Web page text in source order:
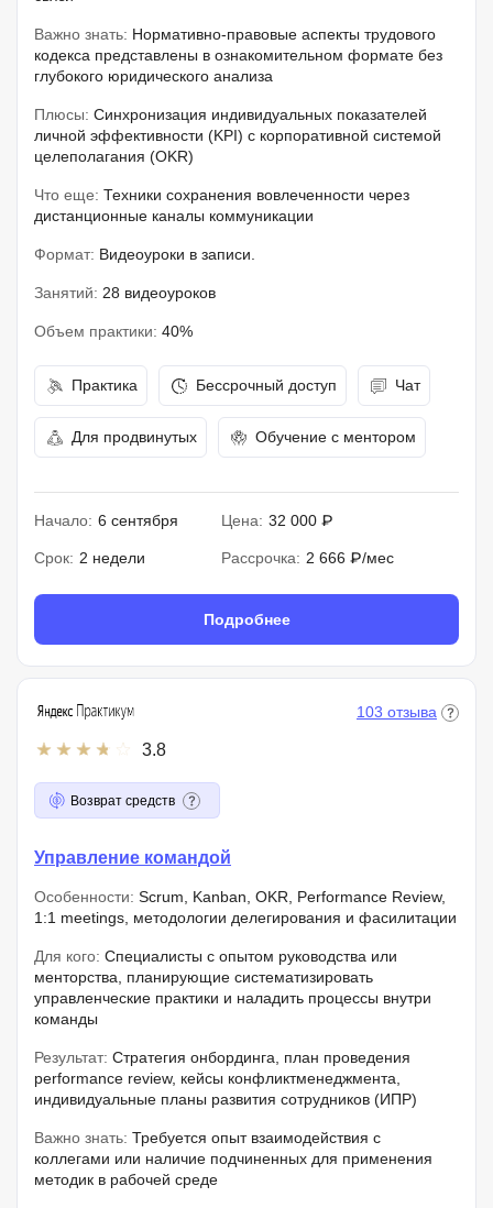
Важно знать: Нормативно-правовые аспекты трудового
кодекса представлены в ознакомительном формате без
глубокого юридического анализа
Плюсы: Синхронизация индивидуальных показателей
личной эффективности (KPI) с корпоративной системой
целеполагания (OKR)
Что еще: Техники сохранения вовлеченности через
дистанционные каналы коммуникации
Формат: Видеоуроки в записи.
Занятий: 28 видеоуроков
Объем практики: 40%
Практика Бессрочный доступ Чат
Для продвинутых Обучение с ментором
Начало: 6 сентября Цена: 32 000 ₽
Срок: 2 недели Рассрочка: 2 666 ₽/мес
Подробнее
3.8
103 отзыва
Возврат средств
Управление командой
Особенности: Scrum, Kanban, OKR, Performance Review,
1:1 meetings, методологии делегирования и фасилитации
Для кого: Специалисты с опытом руководства или
менторства, планирующие систематизировать
управленческие практики и наладить процессы внутри
команды
Результат: Стратегия онбординга, план проведения
performance review, кейсы конфликтменеджмента,
индивидуальные планы развития сотрудников (ИПР)
Важно знать: Требуется опыт взаимодействия с
коллегами или наличие подчиненных для применения
методик в рабочей среде